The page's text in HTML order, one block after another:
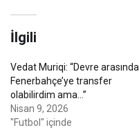
İlgili
Vedat Muriqi: “Devre arasında
Fenerbahçe’ye transfer
olabilirdim ama…”
Nisan 9, 2026
"Futbol" içinde